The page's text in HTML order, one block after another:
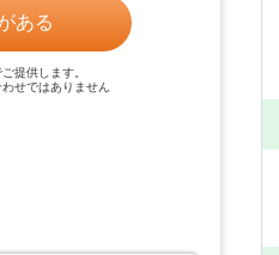
ある
提供します。
せではありません